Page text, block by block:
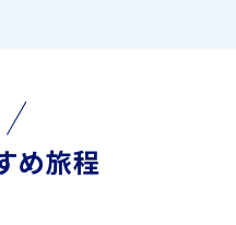
め旅程